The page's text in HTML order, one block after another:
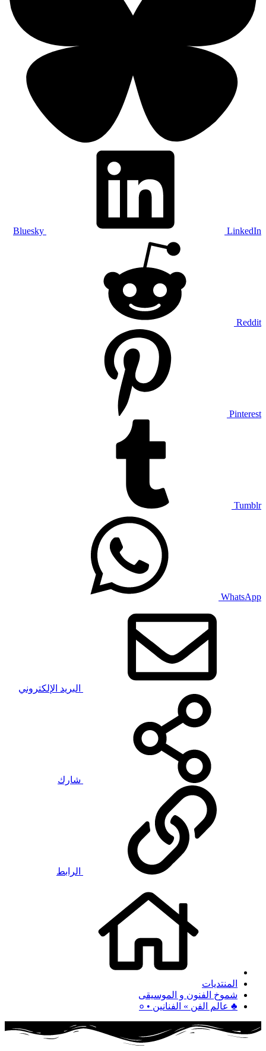
Bluesky LinkedIn
Reddit
Pinterest
Tumblr
WhatsApp
البريد الإلكتروني
شارك
الرابط
المنتديات
شموخ الفنون و الموسيقى
♣ عالم الفن » الفنانين • ०